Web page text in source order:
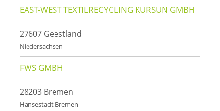
EAST-WEST TEXTILRECYCLING KURSUN GMBH
27607 Geestland
Niedersachsen
FWS GMBH
28203 Bremen
Hansestadt Bremen